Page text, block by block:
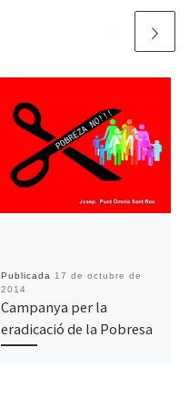
Publicada 17 de octubre de
2014
Campanya per la
eradicació de la Pobresa